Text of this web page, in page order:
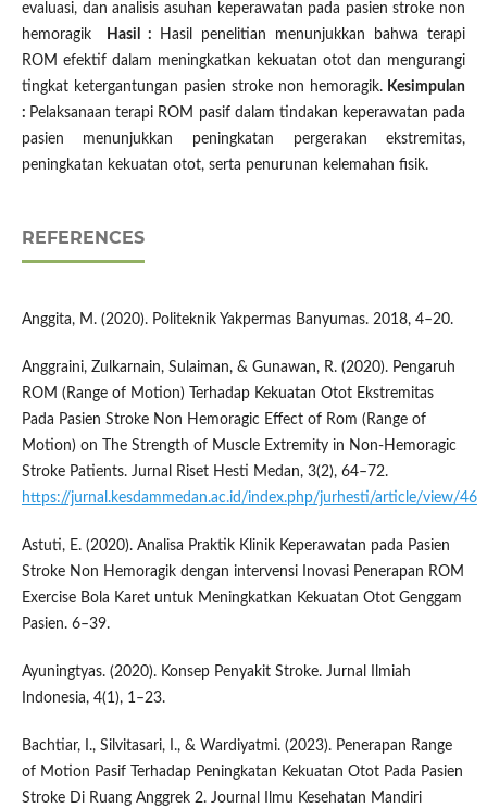
evaluasi, dan analisis asuhan keperawatan pada pasien stroke non
hemoragikHasil :
Hasil penelitian menunjukkan bahwa terapi
ROM efektif dalam meningkatkan kekuatan otot dan mengurangi
tingkat ketergantungan pasien stroke non hemoragik. Kesimpulan
: Pelaksanaan terapi ROM pasif dalam tindakan keperawatan pada
pasien menunjukkan peningkatan pergerakan ekstremitas,
peningkatan kekuatan otot, serta penurunan kelemahan fisik.
REFERENCES
Anggita, M. (2020). Politeknik Yakpermas Banyumas. 2018, 4–20.
Anggraini, Zulkarnain, Sulaiman, & Gunawan, R. (2020). Pengaruh
ROM (Range of Motion) Terhadap Kekuatan Otot Ekstremitas
Pada Pasien Stroke Non Hemoragic Effect of Rom (Range of
Motion) on The Strength of Muscle Extremity in Non-Hemoragic
Stroke Patients. Jurnal Riset Hesti Medan, 3(2), 64–72.
https://jurnal.kesdammedan.ac.id/index.php/jurhesti/article/view/46
Astuti, E. (2020). Analisa Praktik Klinik Keperawatan pada Pasien
Stroke Non Hemoragik dengan intervensi Inovasi Penerapan ROM
Exercise Bola Karet untuk Meningkatkan Kekuatan Otot Genggam
Pasien. 6–39.
Ayuningtyas. (2020). Konsep Penyakit Stroke. Jurnal Ilmiah
Indonesia, 4(1), 1–23.
Bachtiar, I., Silvitasari, I., & Wardiyatmi. (2023). Penerapan Range
of Motion Pasif Terhadap Peningkatan Kekuatan Otot Pada Pasien
Stroke Di Ruang Anggrek 2. Journal Ilmu Kesehatan Mandiri